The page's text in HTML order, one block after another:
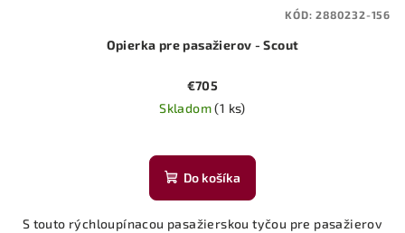
Opierka pre pasažierov - Scout
€705
Skladom(1 ks)
Do košíka
S touto rýchloupínacou pasažierskou tyčou pre pasažierov
KÓD:2880232-156